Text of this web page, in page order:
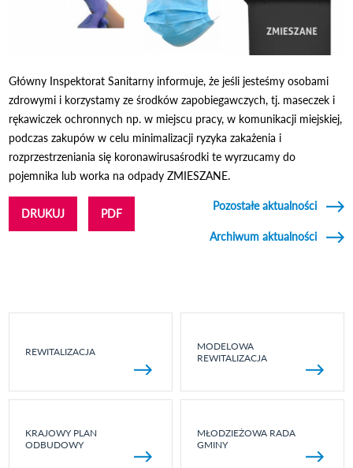
Główny Inspektorat Sanitarny informuje, że jeśli jesteśmy osobami
zdrowymi i korzystamy ze środków zapobiegawczych, tj. maseczek i
rękawiczek ochronnych np. w miejscu pracy, w komunikacji miejskiej,
podczas zakupów w celu minimalizacji ryzyka zakażenia i
rozprzestrzeniania się koronawirusaśrodki te wyrzucamy do
pojemnika lub worka na odpady ZMIESZANE.
DRUKUJ PDF
Pozostałe aktualności
Archiwum aktualności
REWITALIZACJA
MODELOWA
REWITALIZACJA
KRAJOWY PLAN
ODBUDOWY
MŁODZIEŻOWA RADA
GMINY